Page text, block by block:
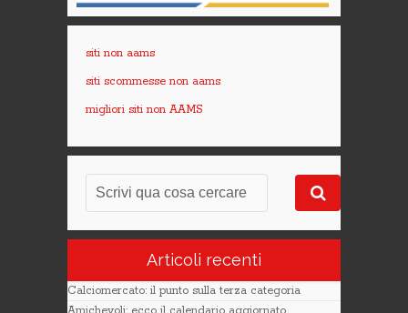
siti non aams
siti scommesse non aams
migliori siti non AAMS
Articoli recenti
Calciomercato: il punto sulla terza categoria